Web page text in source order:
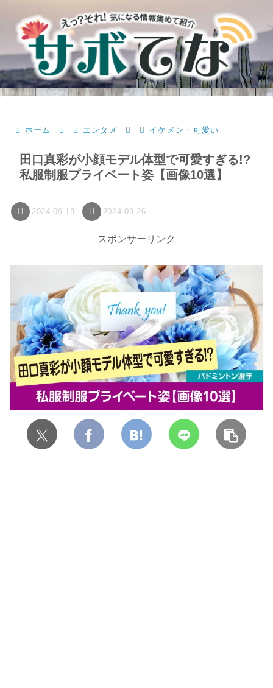
ホーム エンタメ イケメン・可愛い
田口真彩が小顔モデル体型で可愛すぎる!?
私服制服プライベート姿【画像10選】
2024.09.18 2024.09.26
スポンサーリンク